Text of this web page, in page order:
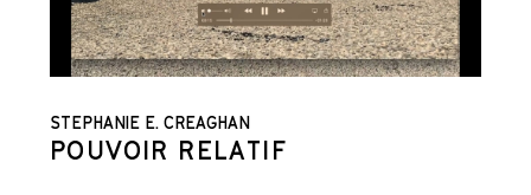
STEPHANIE E. CREAGHAN
POUVOIR RELATIF